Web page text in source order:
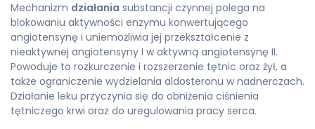
Mechanizm działania substancji czynnej polega na
blokowaniu aktywności enzymu konwertującego
angiotensynę i uniemożliwia jej przekształcenie z
nieaktywnej angiotensyny I w aktywną angiotensynę II.
Powoduje to rozkurczenie i rozszerzenie tętnic oraz żył, a
także ograniczenie wydzielania aldosteronu w nadnerczach.
Działanie leku przyczynia się do obniżenia ciśnienia
tętniczego krwi oraz do uregulowania pracy serca.